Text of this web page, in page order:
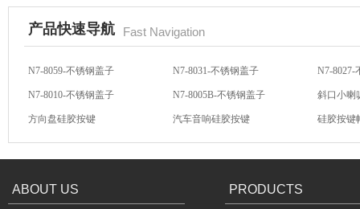
不锈钢冷水壶盖
产品快速导航 Fast Navigation
N7-8059-不锈钢盖子 N7-8031-不锈钢盖子 N7-8027-
N7-8010-不锈钢盖子 N7-8005B-不锈钢盖子 斜口小喇
方向盘硅胶按键 汽车音响硅胶按键 硅胶按键
汽车音响导电硅胶按键 轻触开关硅胶按键 汽车音响
ABOUT US PRODUCTS